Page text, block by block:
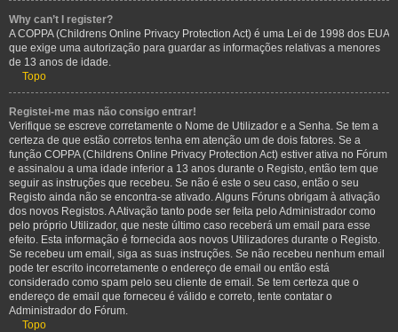
Why can’t I register?
A COPPA (Childrens Online Privacy Protection Act) é uma Lei de 1998 dos EUA
que exige uma autorização para guardar as informações relativas a menores
de 13 anos de idade.
Topo
Registei-me mas não consigo entrar!
Verifique se escreve corretamente o Nome de Utilizador e a Senha. Se tem a
certeza de que estão corretos tenha em atenção um de dois fatores. Se a
função COPPA (Childrens Online Privacy Protection Act) estiver ativa no Fórum
e assinalou a uma idade inferior a 13 anos durante o Registo, então tem que
seguir as instruções que recebeu. Se não é este o seu caso, então o seu
Registo ainda não se encontra-se ativado. Alguns Fóruns obrigam à ativação
dos novos Registos. A Ativação tanto pode ser feita pelo Administrador como
pelo próprio Utilizador, que neste último caso receberá um email para esse
efeito. Esta informação é fornecida aos novos Utilizadores durante o Registo.
Se recebeu um email, siga as suas instruções. Se não recebeu nenhum email
pode ter escrito incorretamente o endereço de email ou então está
considerado como spam pelo seu cliente de email. Se tem certeza que o
endereço de email que forneceu é válido e correto, tente contatar o
Administrador do Fórum.
Topo